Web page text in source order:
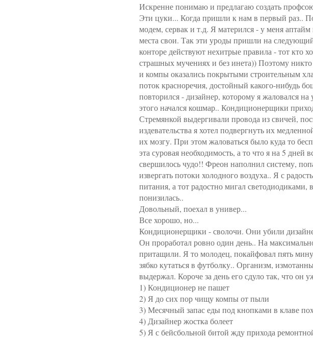
Искренне понимаю и предлагаю создать
Эти цуки... Когда пришли к нам в первый раз..
модем, сервак и т.д. Я матерился - у меня
места свои. Так эти уроды пришли на
конторе действуют нехитрые правила - тот кто
страшных мучениях и без инета)) Поэтому
и компы оказались покрытыми строительным
поток красноречия, достойный какого-нибудь
повторился - дизайнер, которому я жаловался
этого начался кошмар.. Кондиционерщики
Стремянкой выдергивали провода из свичей,
издевательства я хотел подвергнуть их
их мозгу. При этом жаловаться было куда то
эта суровая необходимость, а то что я на 5 дней
свершилось чудо!! Фреон наполнил систему,
извергать потоки холодного воздуха.. Я с
питания, а тот радостно мигал светодиодиками,
понизилась..
Довольный, поехал в универ...
Все хорошо, но...
Кондиционерщики - сволочи. Они убили
Он проработал ровно один день.. На
притащили. Я то молодец, покайфовал пять
зябко кутаться в футболку.. Организм,
выдержал. Короче за день его сдуло так, что он
1) Кондиционер не пашет
2) Я до сих пор чищу компы от пыли
3) Месячный запас еды под кнопками в клаве
4) Дизайнер жостка болеет
5) Я с бейсбольной битой жду прихода